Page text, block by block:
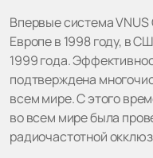
Впервые система
Европе в 1998 году, в
1999 года.
подтверждена
всем мире. С этого
во всем мире была
радиочастотной